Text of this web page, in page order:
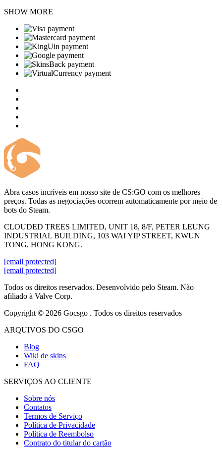
SHOW MORE
Abra casos incríveis em nosso site de CS:GO com os melhores
preços. Todas as negociações ocorrem automaticamente por meio de
bots do Steam.
CLOUDED TREES LIMITED, UNIT 18, 8/F, PETER LEUNG
INDUSTRIAL BUILDING, 103 WAI YIP STREET, KWUN
TONG, HONG KONG.
[email protected]
[email protected]
Todos os direitos reservados. Desenvolvido pelo Steam. Não
afiliado à Valve Corp.
Copyright © 2026 Gocsgo . Todos os direitos reservados
ARQUIVOS DO CSGO
Blog
Wiki de skins
FAQ
SERVIÇOS AO CLIENTE
Sobre nós
Contatos
Termos de Serviço
Política de Privacidade
Política de Reembolso
Contrato do titular do cartão